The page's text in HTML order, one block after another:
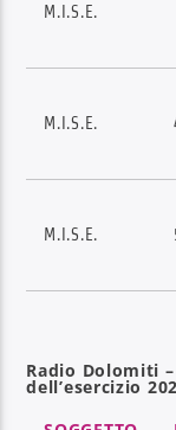
M.I.S.E.
M.I.S.E.
M.I.S.E.
Radio Dolomiti
dell’esercizio